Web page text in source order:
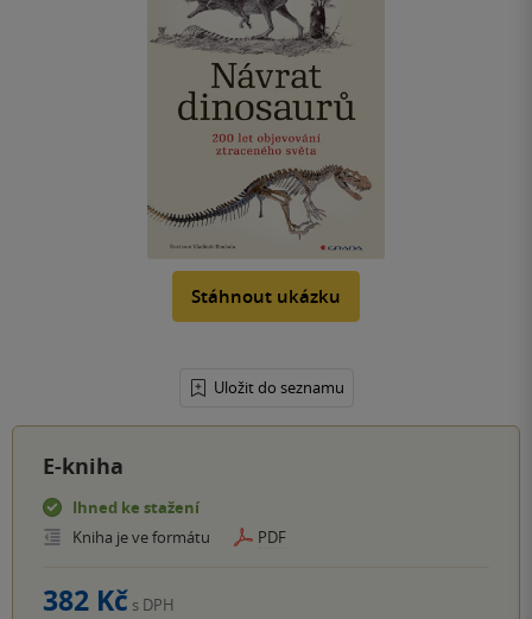
Stáhnout ukázku
Uložit do seznamu
E-kniha
Ihned ke stažení
Kniha je ve formátu
PDF
382 Kč s DPH